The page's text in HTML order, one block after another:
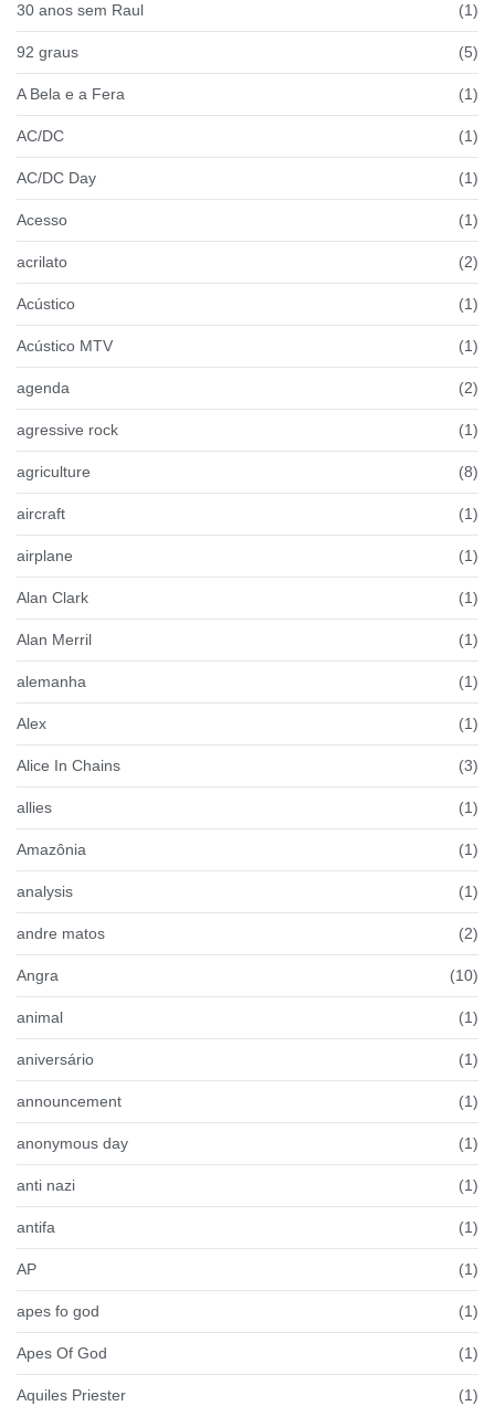
30 anos sem Raul (1)
92 graus (5)
A Bela e a Fera (1)
AC/DC (1)
AC/DC Day (1)
Acesso (1)
acrilato (2)
Acústico (1)
Acústico MTV (1)
agenda (2)
agressive rock (1)
agriculture (8)
aircraft (1)
airplane (1)
Alan Clark (1)
Alan Merril (1)
alemanha (1)
Alex (1)
Alice In Chains (3)
allies (1)
Amazônia (1)
analysis (1)
andre matos (2)
Angra (10)
animal (1)
aniversário (1)
announcement (1)
anonymous day (1)
anti nazi (1)
antifa (1)
AP (1)
apes fo god (1)
Apes Of God (1)
Aquiles Priester (1)